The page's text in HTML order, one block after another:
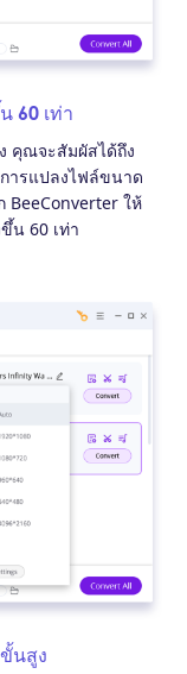
60 เท่า
คุณจะสัมผัสได้ถึง
ารแปลงไฟล์ขนาด
BeeConverter ให้
น 60 เท่า
นสูง